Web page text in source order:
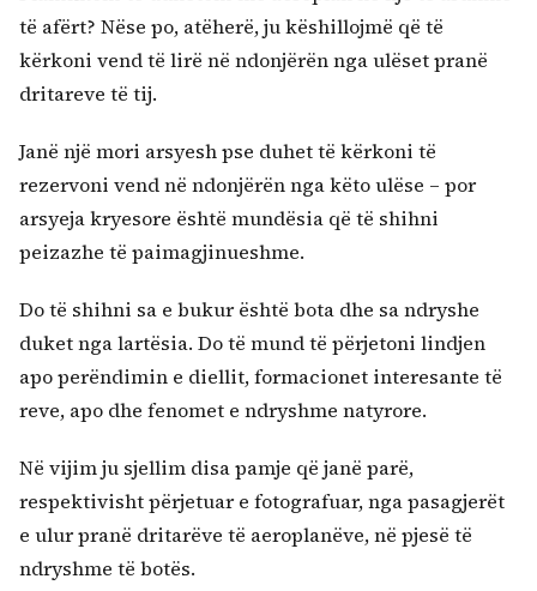
të afërt? Nëse po, atëherë, ju këshillojmë që të
kërkoni vend të lirë në ndonjërën nga ulëset pranë
dritareve të tij.
Janë një mori arsyesh pse duhet të kërkoni të
rezervoni vend në ndonjërën nga këto ulëse – por
arsyeja kryesore është mundësia që të shihni
peizazhe të paimagjinueshme.
Do të shihni sa e bukur është bota dhe sa ndryshe
duket nga lartësia. Do të mund të përjetoni lindjen
apo perëndimin e diellit, formacionet interesante të
reve, apo dhe fenomet e ndryshme natyrore.
Në vijim ju sjellim disa pamje që janë parë,
respektivisht përjetuar e fotografuar, nga pasagjerët
e ulur pranë dritarëve të aeroplanëve, në pjesë të
ndryshme të botës.